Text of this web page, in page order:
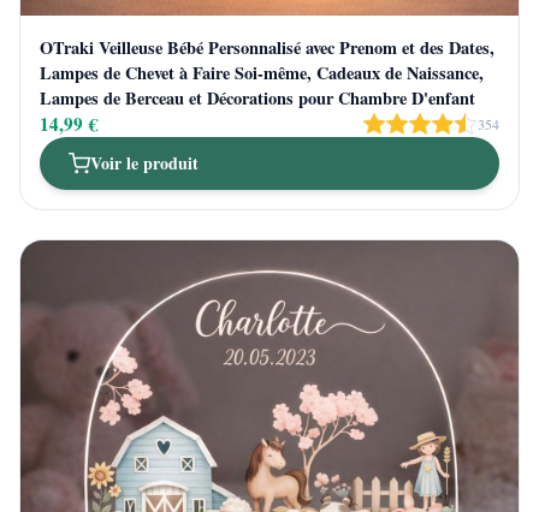
OTraki Veilleuse Bébé Personnalisé avec Prenom et des Dates,
Lampes de Chevet à Faire Soi-même, Cadeaux de Naissance,
Lampes de Berceau et Décorations pour Chambre D'enfant
14,99 € 354
Voir le produit